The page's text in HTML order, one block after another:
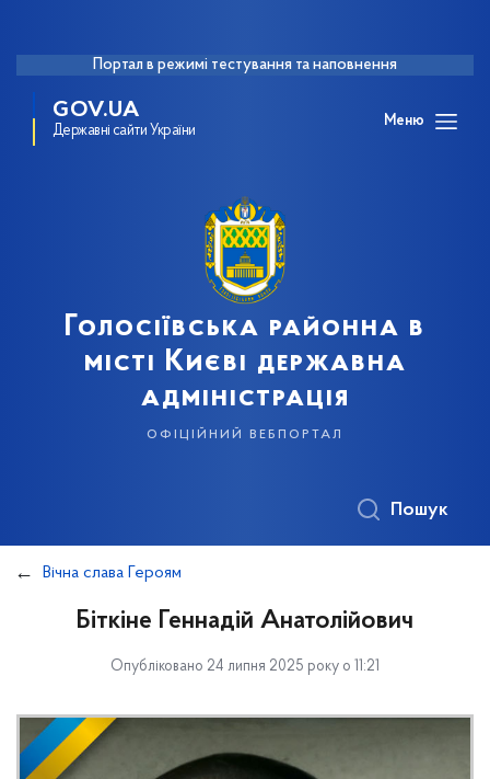
Портал в режимі тестування та наповнення
GOV.UA
Державні сайти України
Меню
Голосіївська районна в
місті Києві державна
адміністрація
офіційний вебпортал
Пошук
Вічна слава Героям
Біткіне Геннадій Анатолійович
Опубліковано 24 липня 2025 року о 11:21